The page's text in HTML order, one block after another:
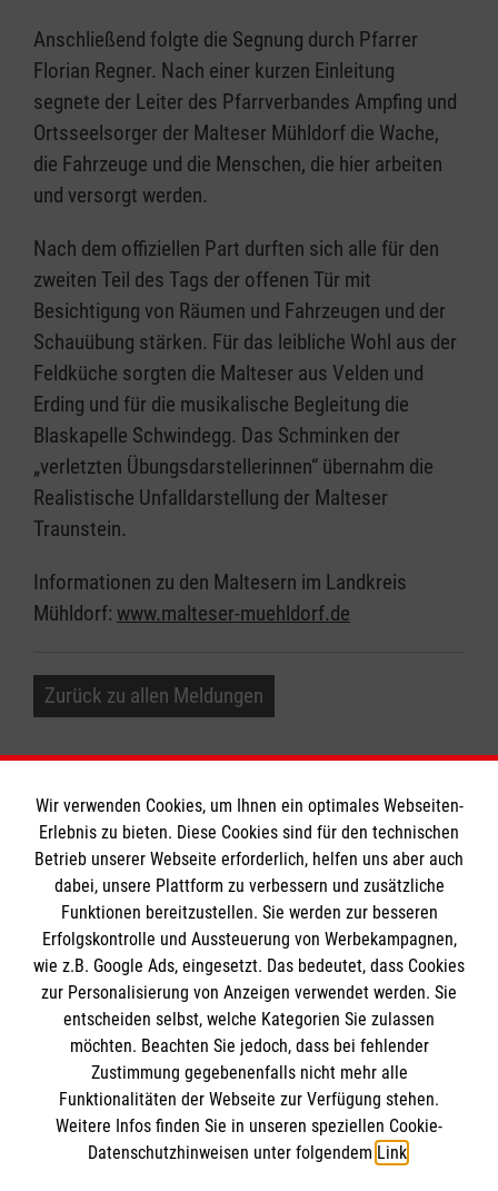
Anschließend folgte die Segnung durch Pfarrer
Florian Regner. Nach einer kurzen Einleitung
segnete der Leiter des Pfarrverbandes Ampfing und
Ortsseelsorger der Malteser Mühldorf die Wache,
die Fahrzeuge und die Menschen, die hier arbeiten
und versorgt werden.
Nach dem offiziellen Part durften sich alle für den
zweiten Teil des Tags der offenen Tür mit
Besichtigung von Räumen und Fahrzeugen und der
Schauübung stärken. Für das leibliche Wohl aus der
Feldküche sorgten die Malteser aus Velden und
Erding und für die musikalische Begleitung die
Blaskapelle Schwindegg. Das Schminken der
„verletzten Übungsdarstellerinnen“ übernahm die
Realistische Unfalldarstellung der Malteser
Traunstein.
Informationen zu den Maltesern im Landkreis
Mühldorf: www.malteser-muehldorf.de
Zurück zu allen Meldungen
Informationen
Impressum
Datenschutz
Kontakt
Barrierefreiheit
Die Malteser
Malteser in Deutschland
Malteserorden
Sharepoint
Spendenkonto
Wir verwenden Cookies, um Ihnen ein optimales Webseiten-
Erlebnis zu bieten. Diese Cookies sind für den technischen
Betrieb unserer Webseite erforderlich, helfen uns aber auch
dabei, unsere Plattform zu verbessern und zusätzliche
Funktionen bereitzustellen. Sie werden zur besseren
Erfolgskontrolle und Aussteuerung von Werbekampagnen,
wie z.B. Google Ads, eingesetzt. Das bedeutet, dass Cookies
zur Personalisierung von Anzeigen verwendet werden. Sie
entscheiden selbst, welche Kategorien Sie zulassen
möchten. Beachten Sie jedoch, dass bei fehlender
Zustimmung gegebenenfalls nicht mehr alle
Funktionalitäten der Webseite zur Verfügung stehen.
Weitere Infos finden Sie in unseren speziellen Cookie-
Datenschutzhinweisen unter folgendem Link.